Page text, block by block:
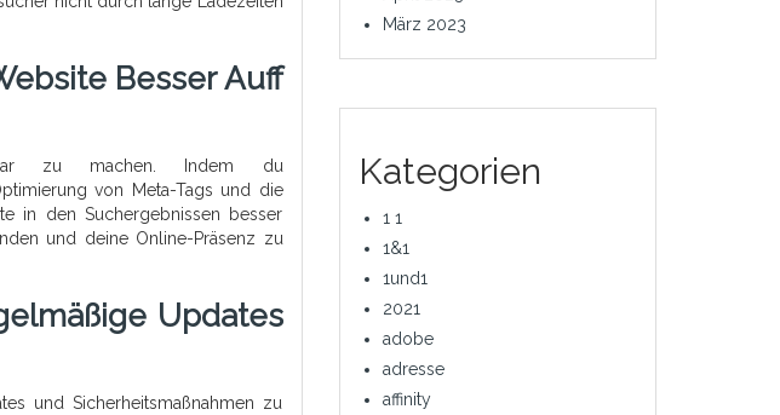
Besser Auff
zu machen. Indem du
von Meta-Tags und die
in den Suchergebnissen besser
und deine Online-Präsenz zu
Updates
und Sicherheitsmaßnahmen zu
März 2023
Kategorien
1 1
1&1
1und1
2021
adobe
adresse
affinity